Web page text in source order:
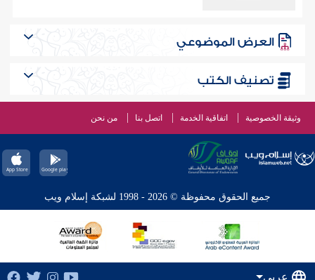
العرض الموضوعي
تصنيف الكتب
وثيقة الخصوصية اتفاقية الخدمة اتصل بنا من نحن
جميع الحقوق محفوظة © 2026 - 1998 لشبكة إسلام ويب
عربي